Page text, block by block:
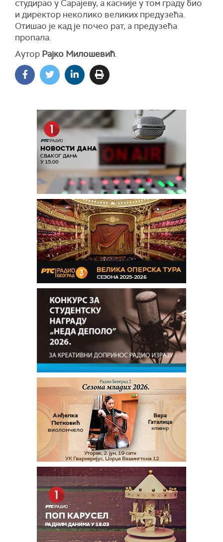
студирао у Сарајеву, а касније у том граду био
и директор неколико великих предузећа.
Отишао је кад је почео рат, а предузећа
пропала.
Aутор Рајко Милошевић.